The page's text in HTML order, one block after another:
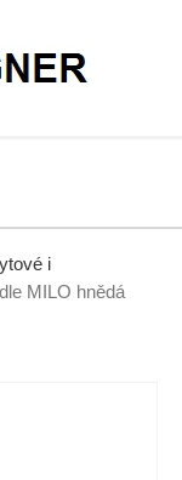
i
MILO hnědá